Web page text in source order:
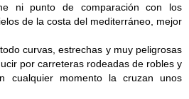
ni punto de comparación con los
de la costa del mediterráneo, mejor
curvas, estrechas y muy peligrosas
por carreteras rodeadas de robles y
cualquier momento la cruzan unos